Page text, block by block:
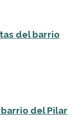
del barrio
del Pilar